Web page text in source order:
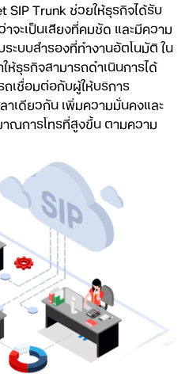
SIP Trunk ช่วยให้ธุรกิจได้รับ
ะเป็นเสียงที่คมชัด และมีความ
ะบบสำรองที่ทำงานอัตโนมัติ ใน
ธุรกิจสามารถดำเนินการได้
เชื่อมต่อกับผู้ให้บริการ
าเดียวกัน เพิ่มความมั่นคงและ
ณการโทรที่สูงขึ้น ตามความ